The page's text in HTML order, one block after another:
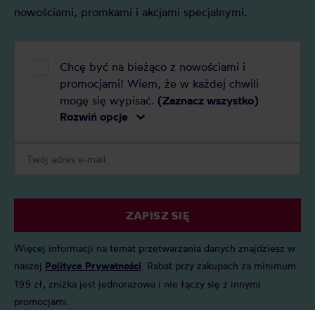
nowościami, promkami i akcjami specjalnymi.
Chcę być na bieżąco z nowościami i
promocjami! Wiem, że w każdej chwili
mogę się wypisać. (Zaznacz wszystko)
Rozwiń opcje
ZAPISZ SIĘ
Więcej informacji na temat przetwarzania danych znajdziesz w
naszej Polityce Prywatności . Rabat przy zakupach za minimum
199 zł, zniżka jest jednorazowa i nie łączy się z innymi
promocjami.